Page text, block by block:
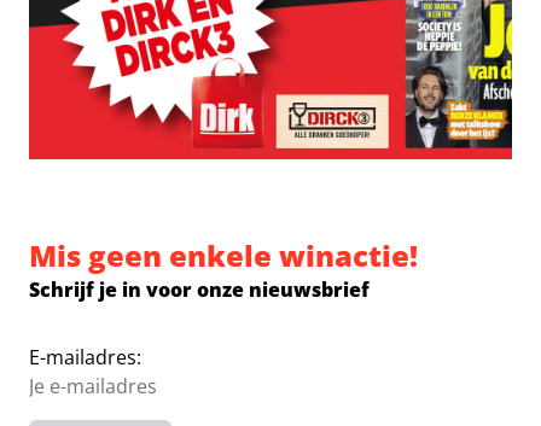
Mis geen enkele winactie!
Schrijf je in voor onze nieuwsbrief
E-mailadres: